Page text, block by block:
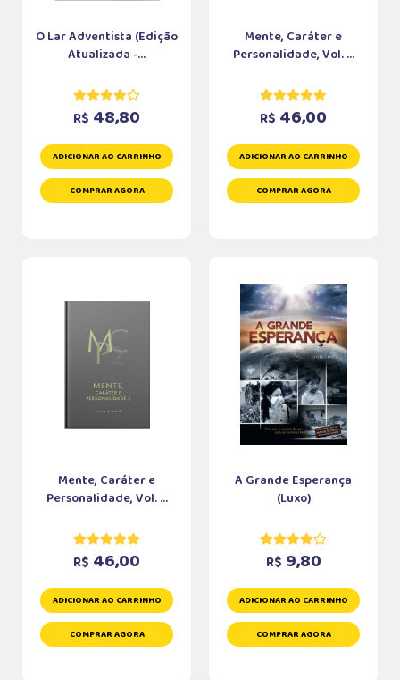
O Lar Adventista (Edição
Atualizada -...
R$ 48,80
ADICIONAR AO CARRINHO
COMPRAR AGORA
Mente, Caráter e
Personalidade, Vol. ...
R$ 46,00
ADICIONAR AO CARRINHO
COMPRAR AGORA
Mente, Caráter e
Personalidade, Vol. ...
R$ 46,00
ADICIONAR AO CARRINHO
COMPRAR AGORA
A Grande Esperança
(Luxo)
R$ 9,80
ADICIONAR AO CARRINHO
COMPRAR AGORA